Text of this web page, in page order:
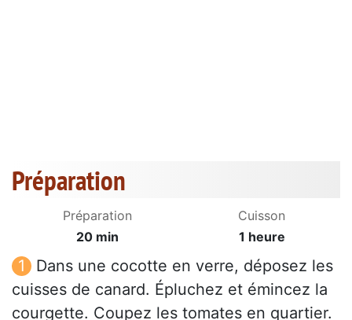
Préparation
Préparation
20 min
Cuisson
1 heure
Dans une cocotte en verre, déposez les
cuisses de canard. Épluchez et émincez la
courgette. Coupez les tomates en quartier.